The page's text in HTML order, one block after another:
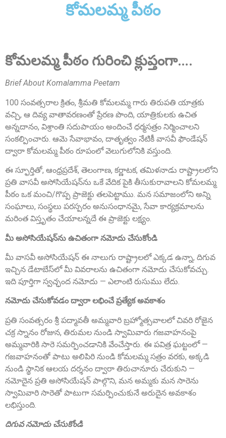
Sri Vutturi Swaraj & Smt. Sneha
Founder Donor & TG State Secretary, Hyderabad
Smt. Grandhi Sailaja
Founder Donor, USA
Sri Grandhi Anil
Founder Donor, USA
కోమలమ్మ పీఠం
కోమలమ్మ పీఠం గురించి క్లుప్తంగా….
Brief About Komalamma Peetam
100 సంవత్సరాల క్రితం, శ్రీమతి కోమలమ్మ గారు తిరుపతి యాత్రకు
వచ్చి, ఆ దివ్య వాతావరణంతో ప్రేరణ పొంది, యాత్రికులకు ఉచిత
అన్నదానం, విశ్రాంతి సదుపాయం అందించే ధర్మసత్రం నిర్మించాలని
సంకల్పించారు. ఆమె సేవాభావం, దాతృత్వం నేటికీ వాసవీ ఫౌండేషన్
ద్వారా కోమలమ్మ పీఠం రూపంలో వెలుగులోనికి వస్తుంది.
ఈ స్ఫూర్తితో, ఆంధ్రప్రదేశ్, తెలంగాణ, కర్ణాటక, తమిళనాడు రాష్ట్రాలలోని
ప్రతి వాసవీ అసోసియేషన్‌ను ఒకే వేదిక పైకి తీసుకురావాలని కోమలమ్మ
పీఠం ఒక మంచి/గొప్ప ప్రాజెక్టు తలపెట్టాము. మన సమాజంలోని అన్ని
సంఘాలు, సంస్థలు పరస్పరం అనుసంధానమై, సేవా కార్యక్రమాలను
మరింత విస్తృతం చేయాలన్నదే ఈ ప్రాజెక్టు లక్ష్యం.
మీ అసోసియేషన్‌ను ఉచితంగా నమోదు చేసుకోండి
మీ వాసవీ అసోసియేషన్ ఈ నాలుగు రాష్ట్రాలలో ఎక్కడ ఉన్నా, దిగువ
ఇచ్చిన డేటాబేస్‌లో మీ వివరాలను ఉచితంగా నమోదు చేసుకోవచ్చు.
ఇది పూర్తిగా స్వచ్ఛంద నమోదు — ఎలాంటి రుసుము లేదు.
నమోదు చేసుకోవడం ద్వారా లభించే ప్రత్యేక అవకాశం
ప్రతి సంవత్సరం శ్రీ పద్మావతీ అమ్మవారి బ్రహ్మోత్సవాలలో చివరి రోజైన
చక్ర స్నానం రోజున, తిరుమల నుండి స్వామివారు గజవాహనంపై
అమ్మవారికి సారె సమర్పించడానికి వేంచేస్తారు. ఈ పవిత్ర ఘట్టంలో —
గజవాహనంతో పాటు అలిపిరి నుండి కోమలమ్మ సత్రం వరకు, అక్కడి
నుండి స్థానిక ఆలయ దర్శనం ద్వారా తిరుచానూరు చేరుకుని —
నమోదైన ప్రతి అసోసియేషన్ పాల్గొని, మన అమ్మకు మన సారెను
స్వామివారి సారెతో పాటుగా సమర్పించుకునే అరుదైన అవకాశం
లభిస్తుంది.
దిగువ నమోదు చేసుకోండి